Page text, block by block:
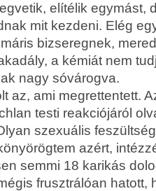
elítélik egymást,
mit kezdeni. Elég
bizseregnek,
a kémiát nem
nagy sóvárogva.
az, ami megrettentett.
testi reakciójáról
szexuális
azért,
semmi 18 karikás
frusztrálóan hatott,